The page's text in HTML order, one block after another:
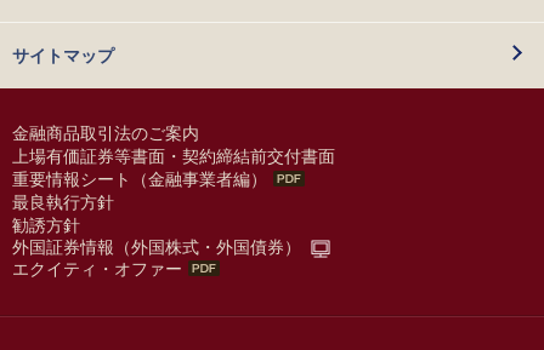
サイトマップ
金融商品取引法のご案内
上場有価証券等書面・契約締結前交付書面
重要情報シート（金融事業者編）
最良執行方針
勧誘方針
外国証券情報（外国株式・外国債券）
エクイティ・オファー